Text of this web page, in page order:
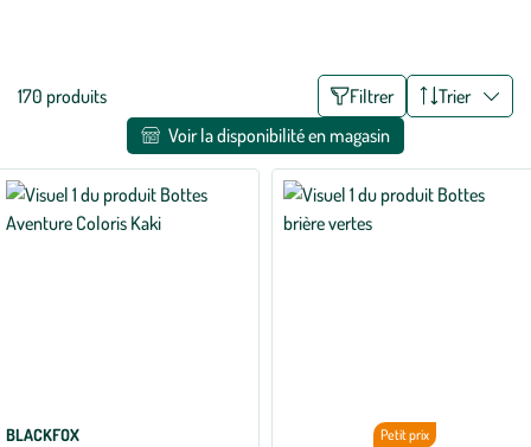
Liste
appliqués
170 produits Filtrer
Trier
Voir la disponibilité en magasin
BLACKFOX
Petit prix